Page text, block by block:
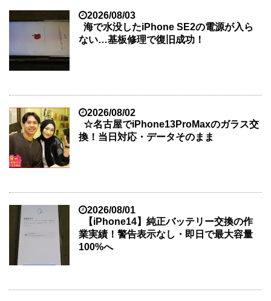
2026/08/03
海で水没したiPhone SE2の電源が入ら
ない…基板修理で復旧成功！
2026/08/02
☆名古屋でiPhone13ProMaxのガラス交
換！当日対応・データそのまま
2026/08/01
【iPhone14】純正バッテリー交換の作
業実績！警告表示なし・即日で最大容量
100%へ